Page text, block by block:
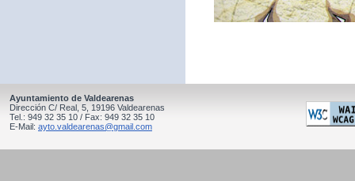
Ayuntamiento de Valdearenas
Dirección C/ Real, 5, 19196 Valdearenas
Tel.: 949 32 35 10 / Fax: 949 32 35 10
E-Mail: ayto.valdearenas@gmail.com